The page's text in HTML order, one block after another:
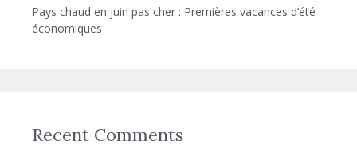
Pays chaud en juin pas cher : Premières vacances d’été
économiques
Recent Comments